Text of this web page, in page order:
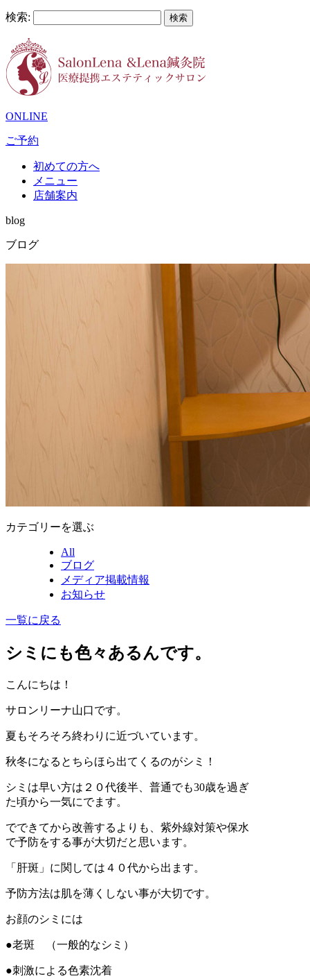
検索:
ONLINE
ご予約
初めての方へ
メニュー
店舗案内
blog
ブログ
カテゴリーを選ぶ
All
ブログ
メディア掲載情報
お知らせ
一覧に戻る
シミにも色々あるんです。
こんにちは！
サロンリーナ山口です。
夏もそろそろ終わりに近づいています。
秋冬になるとちらほら出てくるのがシミ！
シミは早い方は２０代後半、普通でも30歳を過ぎ
た頃から一気にでます。
でできてから改善するよりも、紫外線対策や保水
で予防をする事が大切だと思います。
「肝斑」に関しては４０代から出ます。
予防方法は肌を薄くしない事が大切です。
お顔のシミには
●老斑 （一般的なシミ）
●刺激による色素沈着